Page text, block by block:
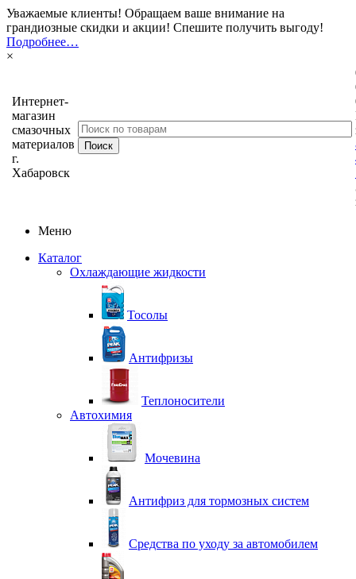
Уважаемые клиенты! Обращаем ваше внимание на
грандиозные скидки и акции! Спешите получить выгоду!
Подробнее…
×
Интернет-
магазин
смазочных
материалов
г.
Хабаровск
Меню
Каталог
Охлаждающие жидкости
Тосолы
Антифризы
Теплоносители
Автохимия
Мочевина
Антифриз для тормозных систем
Средства по уходу за автомобилем